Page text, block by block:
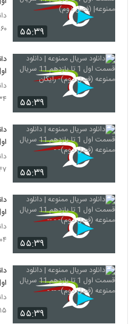
۵۵:۳۹
۱۶۰
۵۵:۳۹
۱۳۴
۵۵:۳۹
۱۴۷
۵۵:۳۹
۱۰۴
۵۵:۳۹
۱۱۵